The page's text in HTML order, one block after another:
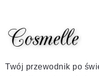
Twój przewodnik po